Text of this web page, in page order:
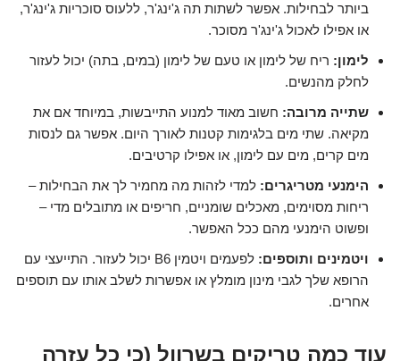
ביותר לבחילות. אפשר לשתות תה ג'ינג'ר, ללעוס סוכריות ג'ינג'ר,
או אפילו לאכול ג'ינג'ר מסוכר.
לימון: ריח של לימון או טעם של לימון (במים, בתה) יכול לעזור
לחלק מהנשים.
שתייה מרובה: חשוב מאוד למנוע התייבשות, במיוחד אם את
מקיאה. שתי מים בלגימות קטנות לאורך היום. אפשר גם לנסות
מים קרים, מים עם לימון, או אפילו קרטיבים.
הימנעי מטריגרים: למדי לזהות מה מחמיר לך את הבחילות –
ריחות מסוימים, מאכלים שומניים, חריפים או מתובלים מדי –
ופשוט הימנעי מהם ככל האפשר.
ויטמינים ותוספים:
לפעמים ויטמין B6 יכול לעזור. התייעצי עם
הרופא שלך לגבי מינון מומלץ או אפשרות לשלב אותו עם תוספים
אחרים.
עוד כמה טריקים בשרוול (כי כל עזרה